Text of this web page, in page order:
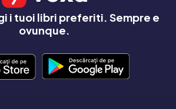
i tuoi libri preferiti. Sempre e
ovunque.